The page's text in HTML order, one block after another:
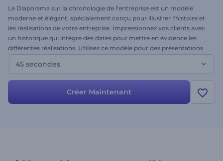
Le Diaporama sur la chronologie de l’entreprise est un modèle
moderne et élégant, spécialement conçu pour illustrer l'histoire et
les réalisations de votre entreprise. Impressionnez vos clients avec
un historique qui intègre des dates pour mettre en évidence les
différentes réalisations. Utilisez ce modèle pour des présentations
d'entreprise, des vidéos sur l'histoire de l'entreprise, des
présentations minimalistes sur la chronologie et bien plus encore.
frise chronologique animée !
45 secondes
Créer Maintenant